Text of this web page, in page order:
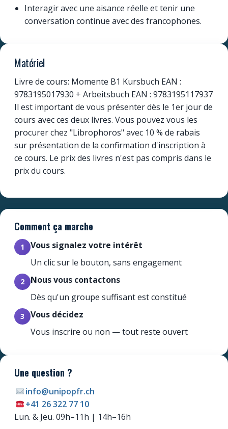
Interagir avec une aisance réelle et tenir une
conversation continue avec des francophones.
Matériel
Livre de cours: Momente B1 Kursbuch EAN :
9783195017930 + Arbeitsbuch EAN : 9783195117937
Il est important de vous présenter dès le 1er jour de
cours avec ces deux livres. Vous pouvez vous les
procurer chez "Librophoros" avec 10 % de rabais
sur présentation de la confirmation d'inscription à
ce cours. Le prix des livres n'est pas compris dans le
prix du cours.
Comment ça marche
1
Vous signalez votre intérêt
Un clic sur le bouton, sans engagement
2
Nous vous contactons
Dès qu'un groupe suffisant est constitué
3
Vous décidez
Vous inscrire ou non — tout reste ouvert
Une question ?
info@unipopfr.ch
+41 26 322 77 10
Lun. & Jeu. 09h–11h | 14h–16h
Newsletter